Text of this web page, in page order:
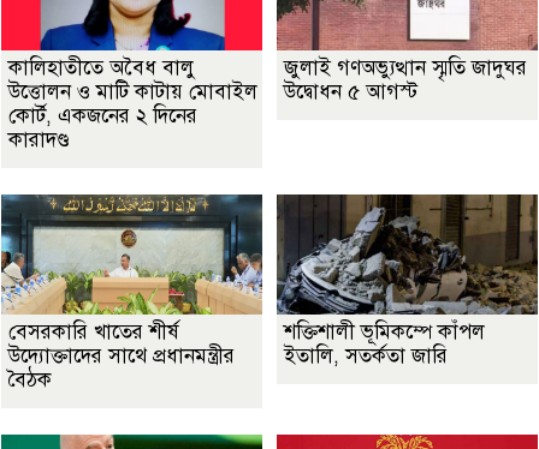
কালিহাতীতে অবৈধ বালু
উত্তোলন ও মাটি কাটায় মোবাইল
কোর্ট, একজনের ২ দিনের
কারাদণ্ড
জুলাই গণঅভ্যুত্থান স্মৃতি জাদুঘর
উদ্বোধন ৫ আগস্ট
বেসরকারি খাতের শীর্ষ
উদ্যোক্তাদের সাথে প্রধানমন্ত্রীর
বৈঠক
শক্তিশালী ভূমিকম্পে কাঁপল
ইতালি, সতর্কতা জারি